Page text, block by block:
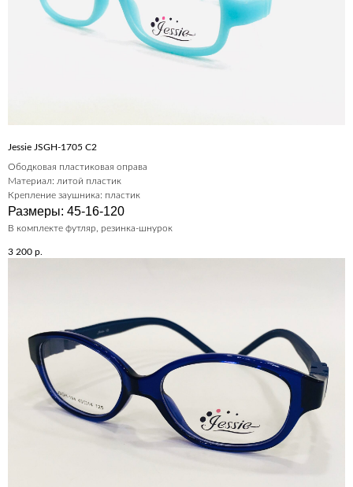
Jessie JSGH-1705 C2
Ободковая пластиковая оправа
Материал: литой пластик
Крепление заушника: пластик
Размеры: 45-16-120
В комплекте футляр, резинка-шнурок
3 200 р.